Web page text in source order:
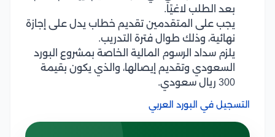
بعد الطلب لاغيًا.
يجب على المتقدمين تقديم خطاب يدل على إجازة
نهائية، وذلك طوال فترة التدريب.
يلزم سداد الرسوم المالية الخاصة بمشروع البورد
السعودي وتقديم إيصالها، والذي يكون بقيمة
300 ريال سعودي.
التسجيل في البورد العربي